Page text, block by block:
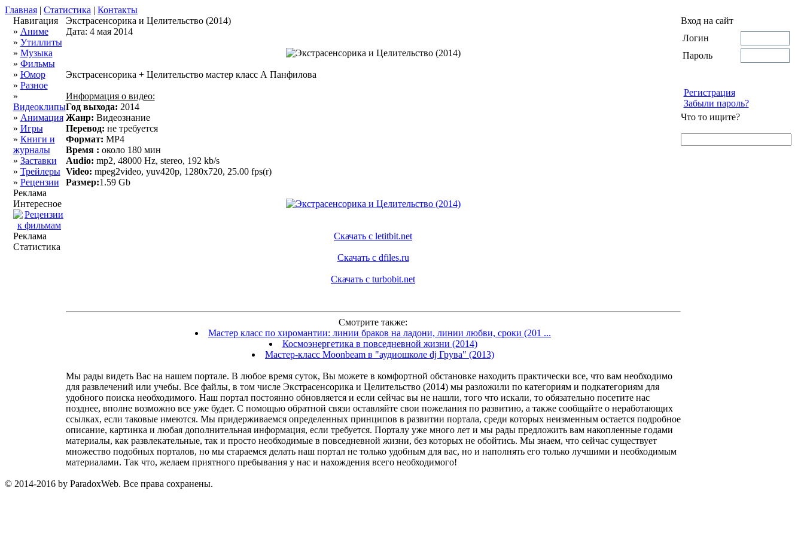
Главная | Статистика | Контакты
Навигация
» Аниме
» Утиллиты
» Музыка
» Фильмы
» Юмор
» Разное
»
Видеоклипы
» Анимация
» Игры
» Книги и
журналы
» Заставки
» Трейлеры
» Рецензии
Реклама
Интересное
Реклама
Статистика
Экстрасенсорика и Целительство (2014)
Дата: 4 мая 2014
Экстрасенсорика + Целительство мастер класс А Панфилова
Информация о видео:
Год выхода: 2014
Жанр: Видеознание
Перевод: не требуется
Формат: MP4
Время : около 180 мин
Audio: mp2, 48000 Hz, stereo, 192 kb/s
Video: mpeg2video, yuv420p, 1280x720, 25.00 fps(r)
Размер:1.59 Gb
Скачать с letitbit.net
Скачать с dfiles.ru
Скачать с turbobit.net
Смотрите также:
Мастер класс по хиромантии: линии браков на ладони, линии любви, сроки (201 ...
Космоэнергетика в повседневной жизни (2014)
Мастер-класс Moonbeam в "аудиошколе dj Грува" (2013)
Мы рады видеть Вас на нашем портале. В любое время суток, Вы можете в комфортной обстановке находить практически все, что вам необходимо
для развлечений или учебы. Все файлы, в том числе Экстрасенсорика и Целительство (2014) мы разложили по категориям и подкатегориям для
удобного поиска необходимого. Наш портал постоянно обновляется и если сейчас вы не нашли, того что искали, то обязательно посетите нас
позднее, вполне возможно все уже будет. С помощью обратной связи оставляйте свои пожелания по развитию, а также сообщайте о неработающих
ссылках, если таковые имеются. Мы придерживаемся определенных принципов в развитии портала, среди которых неизменным остается подробное
описание, картинка и любая дополнительная информация, если требуется. Порталу уже много лет и мы рады предложить вам накопленные годами
материалы, как развлекательные, так и просто необходимые в повседневной жизни, без которых не обойтись. Мы знаем, что сейчас существует
множество подобных порталов, но мы стараемся делать наш портал не только удобным для вас, но и наполнять его только лучшими и необходимым
материалами. Так что, желаем приятного пребывания у нас и нахождения всего необходимого!
Вход на сайт
Логин
Пароль
Регистрация
Забыли пароль?
Что то ищите?
© 2014-2016 by ParadoxWeb. Все права сохранены.